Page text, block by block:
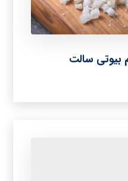
بیوتی سالت